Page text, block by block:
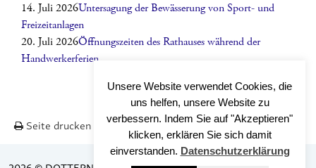
14. Juli 2026Untersagung der Bewässerung von Sport- und
Freizeitanlagen
20. Juli 2026Öffnungszeiten des Rathauses während der
Handwerkerferien
Seite drucken Nach OBEN
Unsere Website verwendet Cookies, die
uns helfen, unsere Website zu
verbessern. Indem Sie auf "Akzeptieren"
klicken, erklären Sie sich damit
einverstanden. Datenschutzerklärung